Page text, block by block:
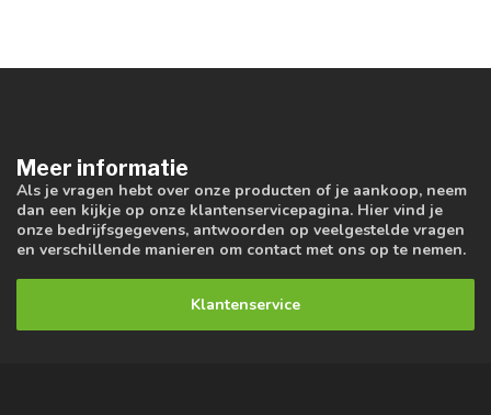
Meer informatie
Als je vragen hebt over onze producten of je aankoop, neem
dan een kijkje op onze klantenservicepagina. Hier vind je
onze bedrijfsgegevens, antwoorden op veelgestelde vragen
en verschillende manieren om contact met ons op te nemen.
Klantenservice